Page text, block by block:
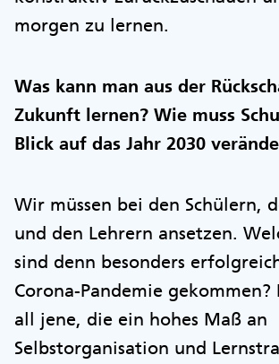
morgen zu lernen.
Was kann man aus der
Zukunft lernen? Wie muss
Blick auf das Jahr 2030
Wir müssen bei den Schülern,
und den Lehrern ansetzen.
sind denn besonders
Corona-Pandemie gekommen?
all jene, die ein hohes Maß an
Selbstorganisation und